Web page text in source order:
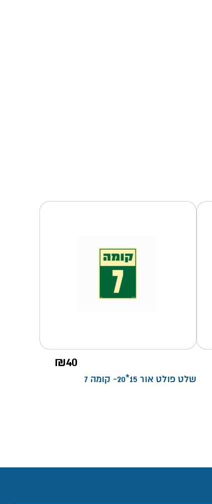
₪40
שלט פולט אור 15*20- קומה 7